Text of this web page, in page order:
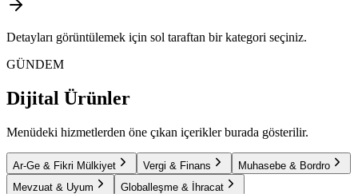
Detayları görüntülemek için sol taraftan bir kategori seçiniz.
GÜNDEM
Dijital Ürünler
Menüdeki hizmetlerden öne çıkan içerikler burada gösterilir.
Ar-Ge & Fikri Mülkiyet Vergi & Finans
Muhasebe & Bordro
Mevzuat & Uyum
Globalleşme & İhracat